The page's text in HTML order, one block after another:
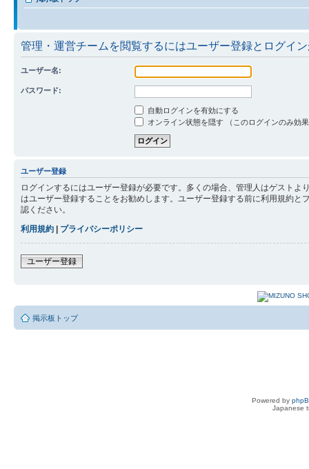
管理・運営チームを閲覧するにはユーザー登録とログイ
ユーザー名:
パスワード:
自動ログインを有効にする
オンライン状態を隠す （このログインのみ効
ユーザー登録
ログインするにはユーザー登録が必要です。多くの場合、管理人はゲスト
はユーザー登録することをお勧めします。ユーザー登録する前に利用規約
認ください。
利用規約 | プライバシーポリシー
ユーザー登録
掲示板トップ
Powered by
Japanese